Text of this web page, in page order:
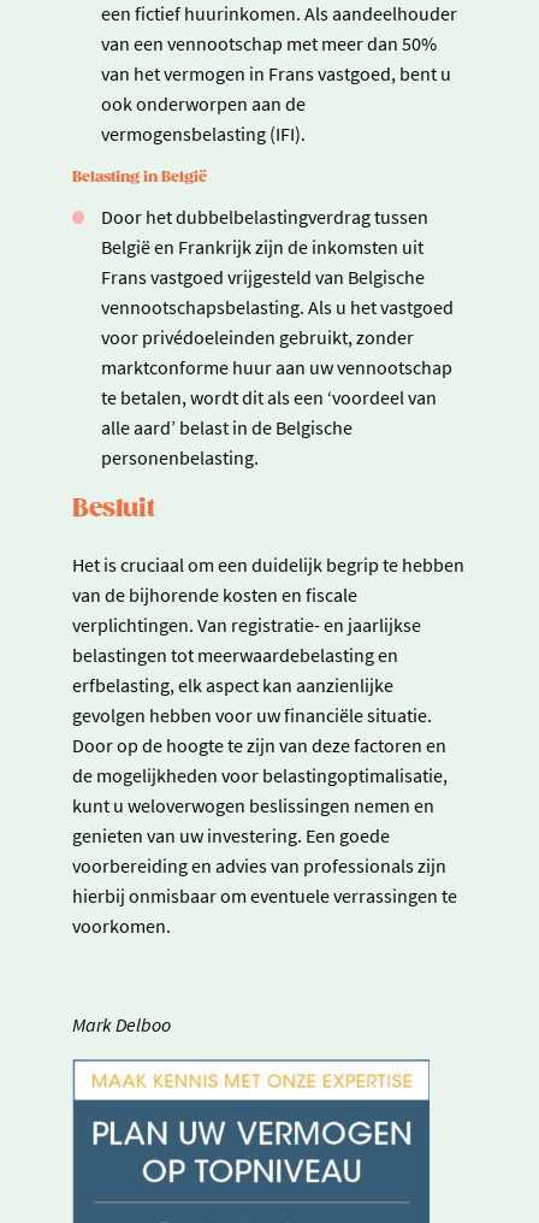
een fictief huurinkomen. Als aandeelhouder
van een vennootschap met meer dan 50%
van het vermogen in Frans vastgoed, bent u
ook onderworpen aan de
vermogensbelasting (IFI).
Belasting in België
Door het dubbelbelastingverdrag tussen
België en Frankrijk zijn de inkomsten uit
Frans vastgoed vrijgesteld van Belgische
vennootschapsbelasting. Als u het vastgoed
voor privédoeleinden gebruikt, zonder
marktconforme huur aan uw vennootschap
te betalen, wordt dit als een ‘voordeel van
alle aard’ belast in de Belgische
personenbelasting.
Besluit
Het is cruciaal om een duidelijk begrip te hebben
van de bijhorende kosten en fiscale
verplichtingen. Van registratie- en jaarlijkse
belastingen tot meerwaardebelasting en
erfbelasting, elk aspect kan aanzienlijke
gevolgen hebben voor uw financiële situatie.
Door op de hoogte te zijn van deze factoren en
de mogelijkheden voor belastingoptimalisatie,
kunt u weloverwogen beslissingen nemen en
genieten van uw investering. Een goede
voorbereiding en advies van professionals zijn
hierbij onmisbaar om eventuele verrassingen te
voorkomen.
Mark Delboo